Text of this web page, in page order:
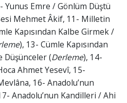
Yunus Emre / Gönlüm Düştü
Mehmet Âkif, 11- Milletin
Kapısından Kalbe Girmek /
), 13- Cümle Kapısından
Düşünceler (Derleme), 14-
Ahmet Yesevî, 15-
16- Anadolu’nun
Anadolu’nun Kandilleri / Ahi